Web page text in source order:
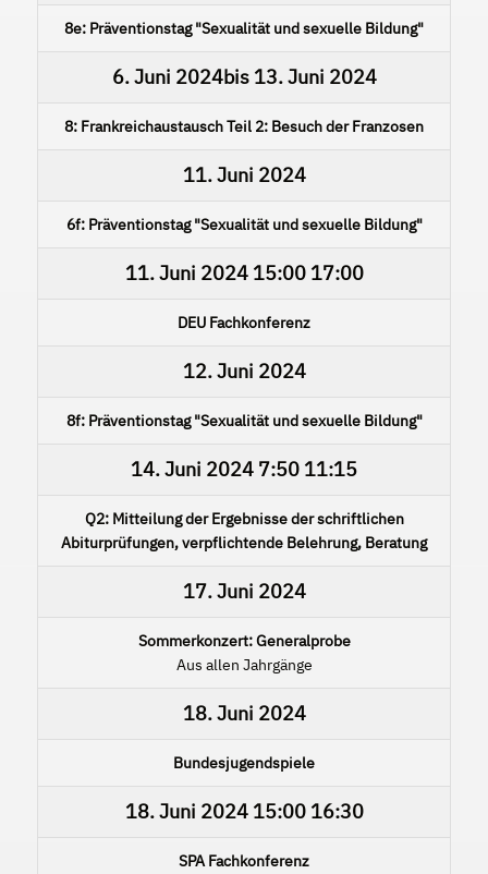
8e: Präventionstag "Sexualität und sexuelle Bildung"
6. Juni 2024bis 13. Juni 2024
8: Frankreichaustausch Teil 2: Besuch der Franzosen
11. Juni 2024
6f: Präventionstag "Sexualität und sexuelle Bildung"
11. Juni 202415:00 17:00
DEU Fachkonferenz
12. Juni 2024
8f: Präventionstag "Sexualität und sexuelle Bildung"
14. Juni 2024 7:50 11:15
Q2: Mitteilung der Ergebnisse der schriftlichen
Abiturprüfungen, verpflichtende Belehrung, Beratung
17. Juni 2024
Sommerkonzert: Generalprobe
Aus allen Jahrgänge
18. Juni 2024
Bundesjugendspiele
18. Juni 202415:00 16:30
SPA Fachkonferenz